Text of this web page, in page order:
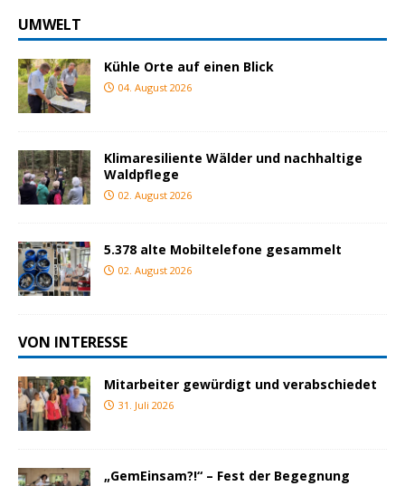
UMWELT
Kühle Orte auf einen Blick
04. August 2026
Klimaresiliente Wälder und nachhaltige
Waldpflege
02. August 2026
5.378 alte Mobiltelefone gesammelt
02. August 2026
VON INTERESSE
Mitarbeiter gewürdigt und verabschiedet
31. Juli 2026
„GemEinsam?!“ – Fest der Begegnung